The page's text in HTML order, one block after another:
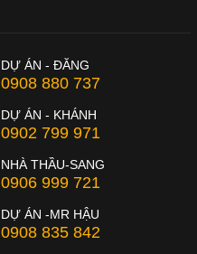
DỰ ÁN - ĐĂNG
0908 880 737
DỰ ÁN - KHÁNH
0902 799 971
NHÀ THẦU-SANG
0906 999 721
DỰ ÁN -MR HẬU
0908 835 842